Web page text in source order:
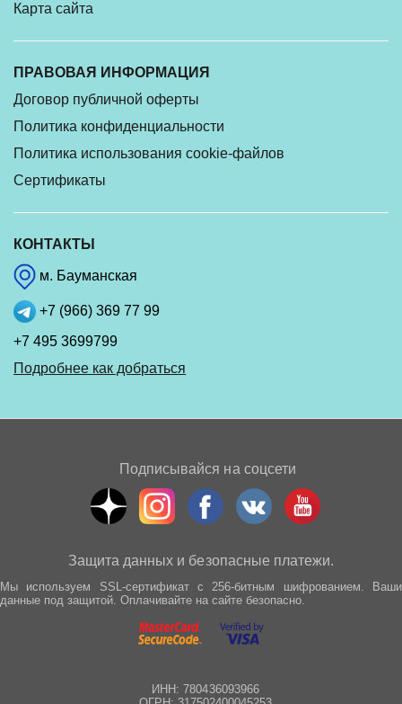
Карта сайта
ПРАВОВАЯ ИНФОРМАЦИЯ
Договор публичной оферты
Политика конфиденциальности
Политика использования cookie-файлов
Сертификаты
КОНТАКТЫ
м. Бауманская
+7 (966) 369 77 99
+7 495 3699799
Подробнее как добраться
Подписывайся на соцсети
Защита данных и безопасные платежи.
Мы используем SSL-сертификат с 256-битным шифрованием. Ваши
данные под защитой. Оплачивайте на сайте безопасно.
ИНН: 780436093966